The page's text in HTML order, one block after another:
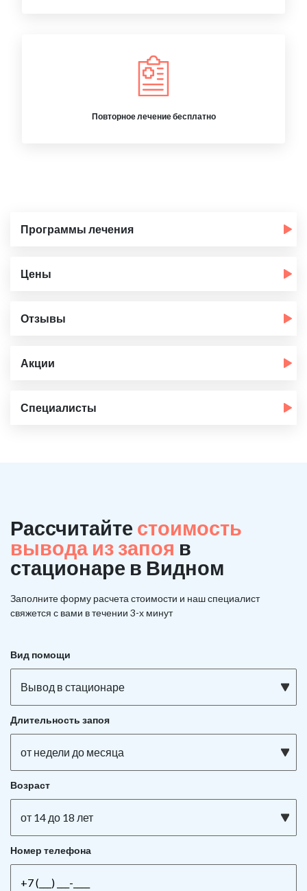
Повторное лечение бесплатно
Программы лечения
Цены
Отзывы
Акции
Специалисты
Рассчитайте стоимость
вывода из запоя в
стационаре в Видном
Заполните форму расчета стоимости и нашспециалист
свяжется с вами в течении 3-х минут
Вид помощи
Вывод в стационаре
Длительность запоя
от недели до месяца
Возраст
от 14 до 18 лет
Номер телефона